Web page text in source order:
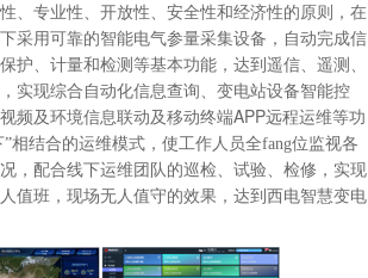
、专业性、开放性、安全性和经济性的原则，在
采用可靠的智能电气参量采集设备，自动完成信
护、计量和检测等基本功能，达到遥信、遥测、
实现综合自动化信息查询、变电站设备智能控
频及环境信息联动及移动终端APP远程运维等功
”相结合的运维模式，使工作人员全fang位监视各
，配合线下运维团队的巡检、试验、检修，实现
值班，现场无人值守的效果，达到西电智慧变电